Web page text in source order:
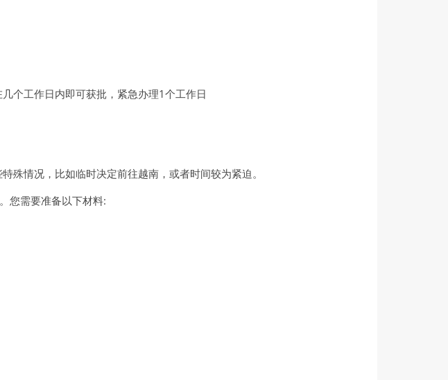
个工作日内即可获批，紧急办理1个工作日
殊情况，比如临时决定前往越南，或者时间较为紧迫。
您需要准备以下材料: